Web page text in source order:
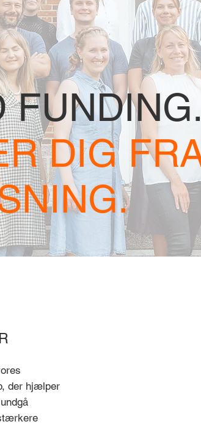
FUNDING.
DIG
der hjælper